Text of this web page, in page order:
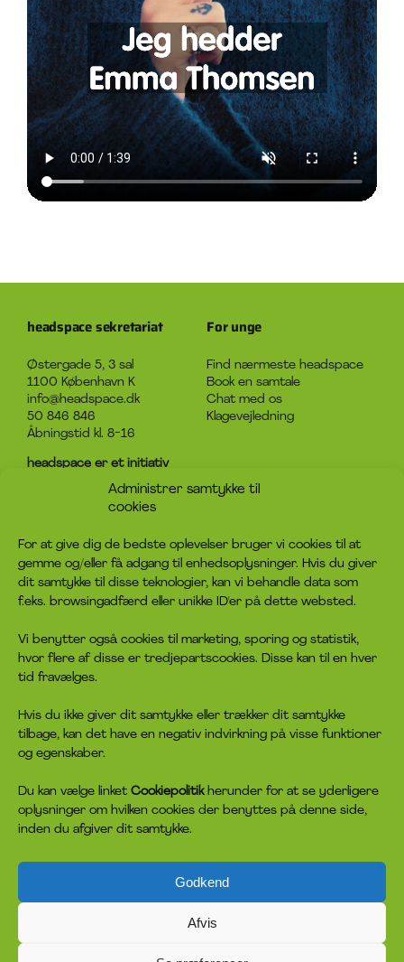
Administrer samtykke til
cookies
For at give dig de bedste oplevelser bruger vi cookies til at
gemme og/eller få adgang til enhedsoplysninger. Hvis du giver
dit samtykke til disse teknologier, kan vi behandle data som
f.eks. browsingadfærd eller unikke ID'er på dette websted.
Vi benytter også cookies til marketing, sporing og statistik,
hvor flere af disse er tredjepartscookies. Disse kan til en hver
tid fravælges.
Hvis du ikke giver dit samtykke eller trækker dit samtykke
tilbage, kan det have en negativ indvirkning på visse funktioner
og egenskaber.
Du kan vælge linket Cookiepolitikherunder for at se yderligere
oplysninger om hvilken cookies der benyttes på denne side,
inden du afgiver dit samtykke.
Godkend
Afvis
headspace sekretariat
Østergade 5, 3 sal
1100 København K
info@headspace.dk
50 846 846
Åbningstid kl. 8-16
headspace er et initiativ
under Det Sociale Netværk
CVR-nummer: 31920124
For unge
Find nærmeste headspace
Book en samtale
Chat med os
Klagevejledning
Om headspace
Hvad er headspace?
Rådgivningen
Job
Cookiepolitik
Kontakt
Kontakt os
Bliv frivillig
Bliv medlem
headspace er på ingen måde tilknyttet, sponsoreret eller har anden
tilslutning til ejeren af meditations- og mindfulness-app’en Headspace
Grundideen i headspace er, at hjælpen skal være på de unges
samarbejde på tværs er nøglen til at hjælpe unge i headspace.